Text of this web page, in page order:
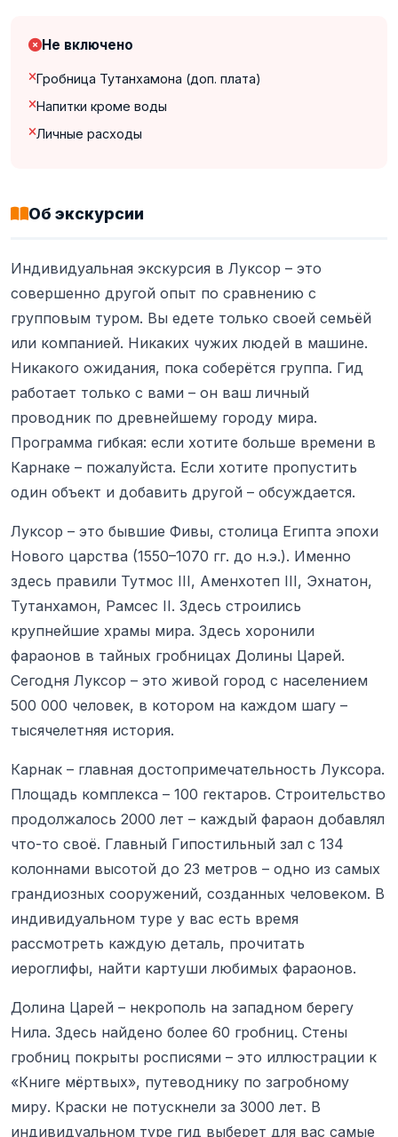
Не включено
Гробница Тутанхамона (доп. плата)
Напитки кроме воды
Личные расходы
Об экскурсии
Индивидуальная экскурсия в Луксор – это
совершенно другой опыт по сравнению с
групповым туром. Вы едете только своей семьёй
или компанией. Никаких чужих людей в машине.
Никакого ожидания, пока соберётся группа. Гид
работает только с вами – он ваш личный
проводник по древнейшему городу мира.
Программа гибкая: если хотите больше времени в
Карнаке – пожалуйста. Если хотите пропустить
один объект и добавить другой – обсуждается.
Луксор – это бывшие Фивы, столица Египта эпохи
Нового царства (1550–1070 гг. до н.э.). Именно
здесь правили Тутмос III, Аменхотеп III, Эхнатон,
Тутанхамон, Рамсес II. Здесь строились
крупнейшие храмы мира. Здесь хоронили
фараонов в тайных гробницах Долины Царей.
Сегодня Луксор – это живой город с населением
500 000 человек, в котором на каждом шагу –
тысячелетняя история.
Карнак – главная достопримечательность Луксора.
Площадь комплекса – 100 гектаров. Строительство
продолжалось 2000 лет – каждый фараон добавлял
что-то своё. Главный Гипостильный зал с 134
колоннами высотой до 23 метров – одно из самых
грандиозных сооружений, созданных человеком. В
индивидуальном туре у вас есть время
рассмотреть каждую деталь, прочитать
иероглифы, найти картуши любимых фараонов.
Долина Царей – некрополь на западном берегу
Нила. Здесь найдено более 60 гробниц. Стены
гробниц покрыты росписями – это иллюстрации к
«Книге мёртвых», путеводнику по загробному
миру. Краски не потускнели за 3000 лет. В
индивидуальном туре гид выберет для вас самые